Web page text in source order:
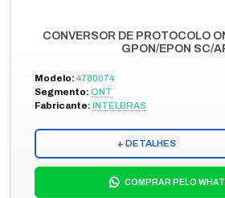
CONVERSOR DE PROTOCOLO
GPON/EPON SC/
Modelo: 4780074
Segmento: ONT
Fabricante: INTELBRAS
+ DETALHES
COMPRAR PELO